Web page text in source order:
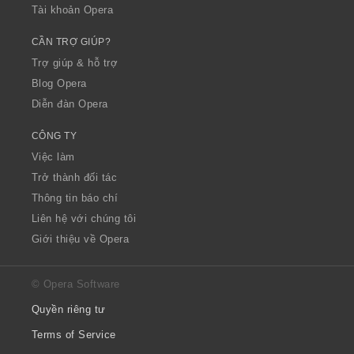
Tài khoản Opera
CẦN TRỢ GIÚP?
Trợ giúp & hỗ trợ
Blog Opera
Diễn đàn Opera
CÔNG TY
Việc làm
Trở thành đối tác
Thông tin báo chí
Liên hệ với chúng tôi
Giới thiệu về Opera
© Opera Software
Quyền riêng tư
Terms of Service